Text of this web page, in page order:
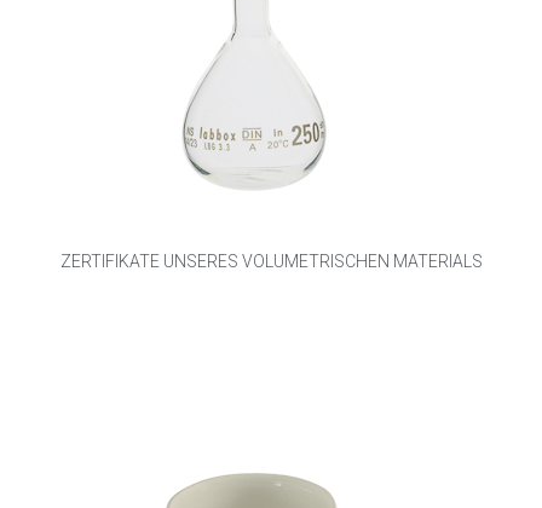
ZERTIFIKATE UNSERES VOLUMETRISCHEN MATERIALS